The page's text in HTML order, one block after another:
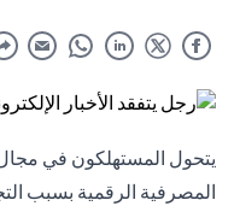
يتحول المستهلكون في
المصرفية الرقمية بسبب